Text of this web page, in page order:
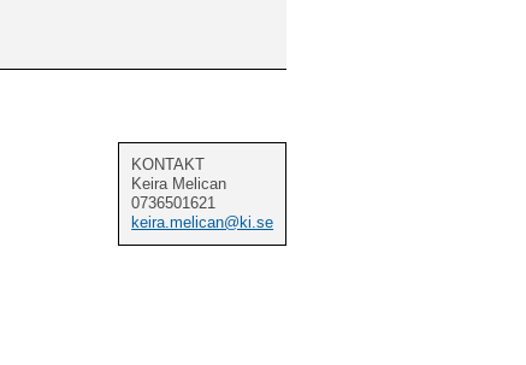
KONTAKT
Keira Melican
0736501621
keira.melican@ki.se